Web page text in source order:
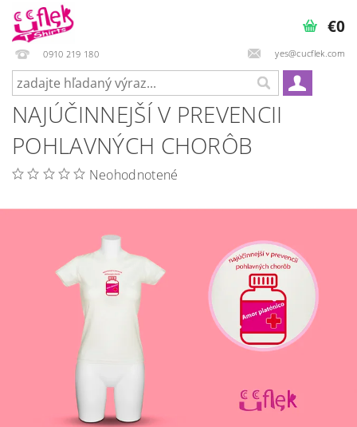
0910 219 180 yes@cucflek.com
€0
NAJÚČINNEJŠÍ V PREVENCII
POHLAVNÝCH CHORÔB
Neohodnotené